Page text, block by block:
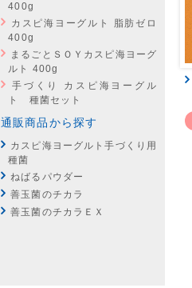
400g
カスピ海ヨーグルト 脂肪ゼロ
400g
まるごとＳＯＹカスピ海ヨーグ
ルト 400g
手づくり カスピ海ヨーグル
ト 種菌セット
通販商品から探す
カスピ海ヨーグルト手づくり用
種菌
ねばるパウダー
善玉菌のチカラ
善玉菌のチカラＥＸ